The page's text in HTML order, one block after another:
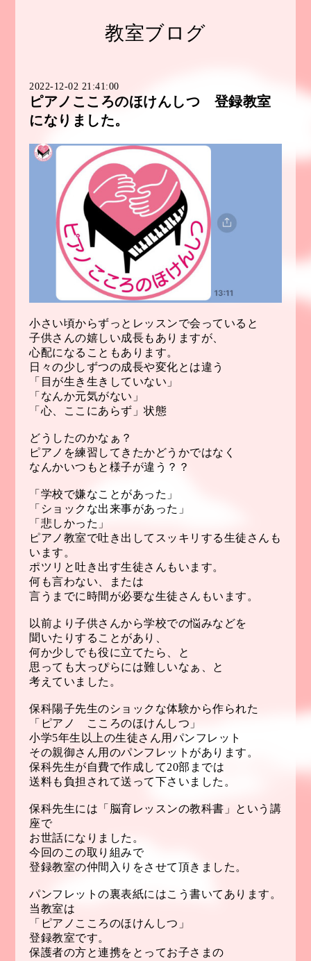
教室ブログ
2022-12-02 21:41:00
ピアノこころのほけんしつ 登録教室
になりました。
小さい頃からずっとレッスンで会っていると
子供さんの嬉しい成長もありますが、
心配になることもあります。
日々の少しずつの成長や変化とは違う
「目が生き生きしていない」
「なんか元気がない」
「心、ここにあらず」状態
どうしたのかなぁ？
ピアノを練習してきたかどうかではなく
なんかいつもと様子が違う？？
「学校で嫌なことがあった」
「ショックな出来事があった」
「悲しかった」
ピアノ教室で吐き出してスッキリする生徒さんも
います。
ポツリと吐き出す生徒さんもいます。
何も言わない、または
言うまでに時間が必要な生徒さんもいます。
以前より子供さんから学校での悩みなどを
聞いたりすることがあり、
何か少しでも役に立てたら、と
思っても大っぴらには難しいなぁ、と
考えていました。
保科陽子先生のショックな体験から作られた
「ピアノ こころのほけんしつ」
小学5年生以上の生徒さん用パンフレット
その親御さん用のパンフレットがあります。
保科先生が自費で作成して20部までは
送料も負担されて送って下さいました。
保科先生には「脳育レッスンの教科書」という講
座で
お世話になりました。
今回のこの取り組みで
登録教室の仲間入りをさせて頂きました。
パンフレットの裏表紙にはこう書いてあります。
当教室は
「ピアノこころのほけんしつ」
登録教室です。
保護者の方と連携をとってお子さまの